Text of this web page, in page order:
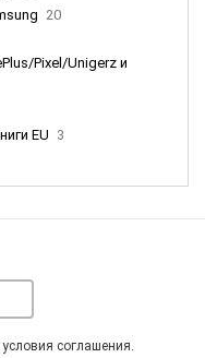
20
Pixel/Unigerz и
EU
3
соглашения.